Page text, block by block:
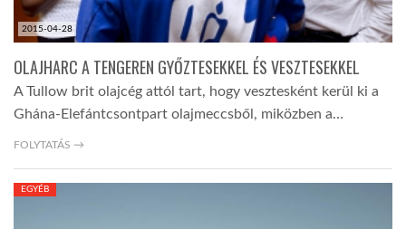
GLOBOBOOK
2015-04-28
OLAJHARC A TENGEREN GYŐZTESEKKEL ÉS VESZTESEKKEL
A Tullow brit olajcég attól tart, hogy vesztesként kerül ki a
Ghána-Elefántcsontpart olajmeccsből, miközben a…
FOLYTATÁS →
EGYÉB